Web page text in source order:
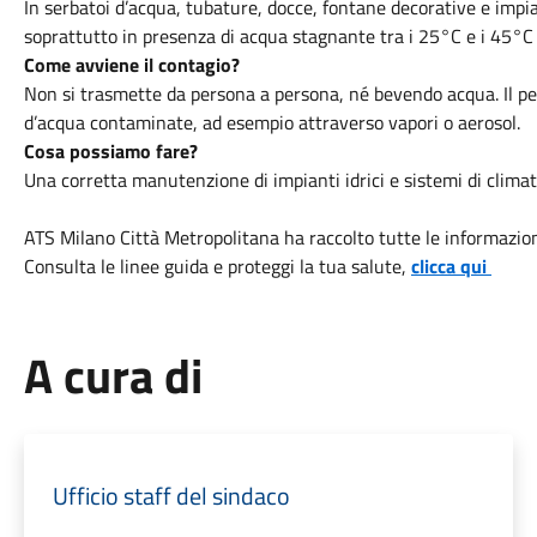
In serbatoi d’acqua, tubature, docce, fontane decorative e
soprattutto in presenza di acqua stagnante tra i 25°C e i 45°C
Come avviene il contagio?
Non si trasmette da persona a persona, né bevendo acqua. Il
d’acqua contaminate, ad esempio attraverso vapori o aerosol.
Cosa possiamo fare?
Una corretta manutenzione di impianti idrici e sistemi di
ATS Milano Città Metropolitana ha raccolto tutte le
Consulta le linee guida e proteggi la tua salute, clicca qui
A cura di
Ufficio staff del sindaco